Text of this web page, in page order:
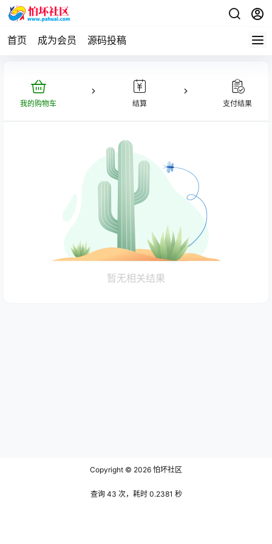
首页 成为会员 源码投稿
我的购物车 结算 支付结果
暂无相关结果
Copyright © 2026 怕坏社区
查询 43 次，耗时 0.2381 秒